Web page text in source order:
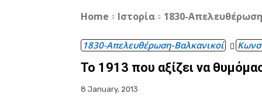
Home Ιστορία 1830-
1830-Απελευθέρωση-Βαλκανικοί
Το 1913 που αξίζει να
8 January, 2013